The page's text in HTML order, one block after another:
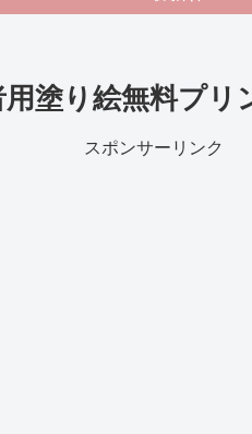
塗り絵無料プリ
スポンサーリンク